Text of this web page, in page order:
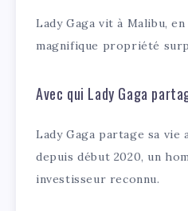
Lady Gaga vit à Malibu,
magnifique propriété
Avec qui Lady Gaga
Lady Gaga partage sa vie
depuis début 2020, un
investisseur reconnu.